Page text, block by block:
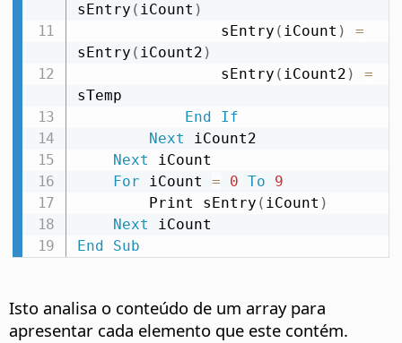
sEntry ( iCount )
                sEntry
( iCount )
=
sEntry ( iCount2 )
                sEntry
( iCount2 )
=
sTemp
End
If
Next iCount2
Next iCount
For iCount = 0 To
9
        Print sEntry
( iCount )
Next
End
Sub
Isto analisa o conteúdo de um array para
apresentar cada elemento que este contém.